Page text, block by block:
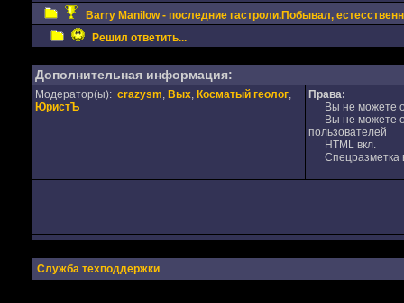
Barry Manilow - последние гастроли.Побывал,
Решил ответить...
Дополнительная информация:
Модератор(ы): crazysm, Вых, Косматый геолог,
ЮристЪ
Права:
Вы не можете
Вы не можете
пользователей
HTML вкл.
Спецразметка
Служба техподдержки